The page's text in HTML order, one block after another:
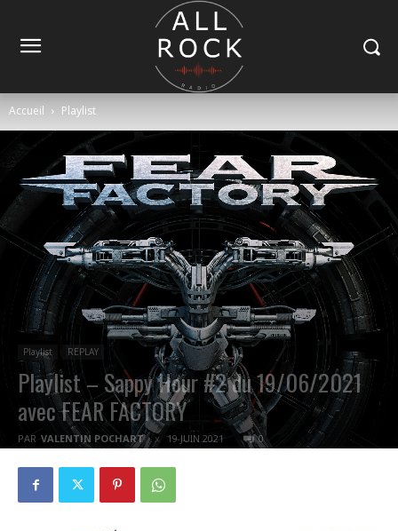
Accueil Playlist
Playlist REPLAY
Playlist – Sappy Hour #2 du 19/06/2021
avec FEAR FACTORY
PAR VALENTIN POCHART 19 JUIN 2021 0